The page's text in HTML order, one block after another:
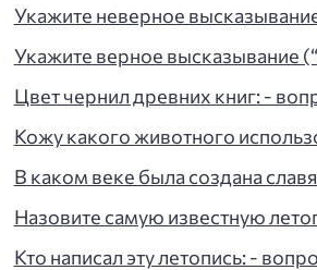
Укажите неверное
Укажите верное высказывание
Цвет чернил древних книг: -
Кожу какого животного
В каком веке была создана
Назовите самую известную
Кто написал эту летопись: -